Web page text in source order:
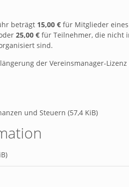
beträgt 15,00 €für Mitglieder eines
25,00 €für Teilnehmer, die nicht
sind.
der Vereinsmanager-
und Steuern (57,4 KiB)